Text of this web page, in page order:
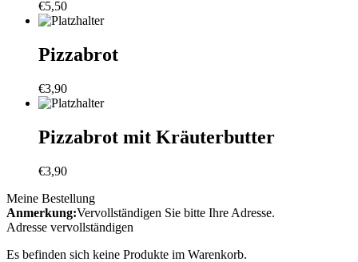
€5,50
Pizzabrot
€3,90
Pizzabrot mit Kräuterbutter
€3,90
Meine Bestellung
Anmerkung:Vervollständigen Sie bitte Ihre Adresse.
Adresse vervollständigen
Es befinden sich keine Produkte im Warenkorb.